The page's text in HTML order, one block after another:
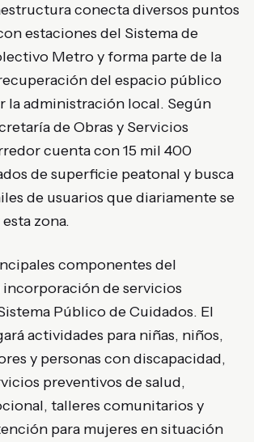
conecta diversos puntos
estaciones del Sistema de
Metro y forma parte de la
del espacio público
la administración local. Según
de Obras y Servicios
cuenta con 15 mil 400
de superficie peatonal y busca
de usuarios que diariamente se
zona.
componentes del
incorporación de servicios
Público de Cuidados. El
actividades para niñas, niños,
y personas con discapacidad,
preventivos de salud,
talleres comunitarios y
para mujeres en situación